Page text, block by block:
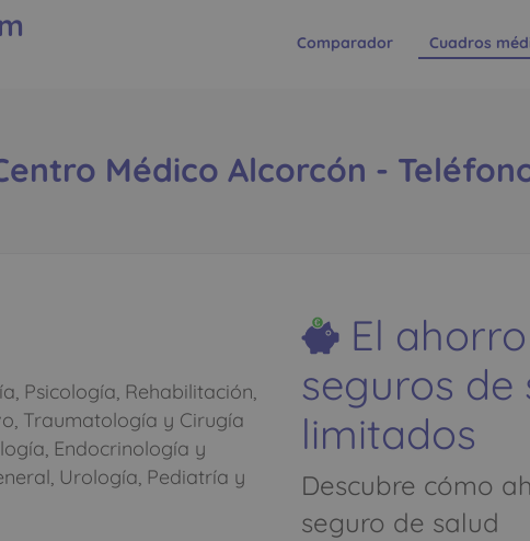
Comparador Cuadros
Médico Alcorcón -
Psicología, Rehabilitación,
Traumatología y Cirugía
Endocrinología y
Urología, Pediatría y
El
seguros
limitados
Descubre cómo
seguro de salud